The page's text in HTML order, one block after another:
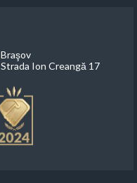
Braşov
Strada Ion Creangă 17